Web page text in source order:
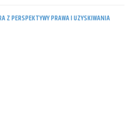
Z PERSPEKTYWY PRAWA I UZYSKIWANIA